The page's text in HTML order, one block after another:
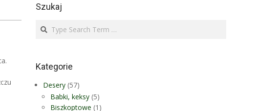
Szukaj
Search
Kategorie
Desery (57)
Babki, keksy (5)
Biszkoptowe (1)